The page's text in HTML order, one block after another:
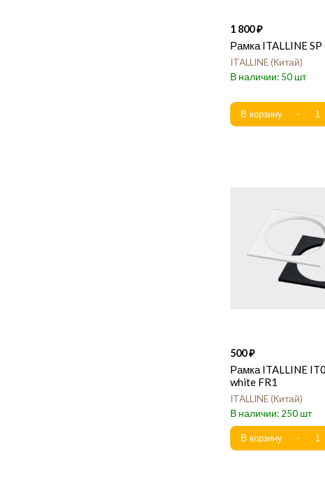
1 800
Рамка ITALLINE SP
ITALLINE Китай
50
500
Рамка ITALLINE
white FR1
ITALLINE Китай
250